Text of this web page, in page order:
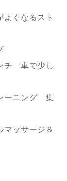
くなるスト
チ 車で少し
ーニング 集
ッサージ＆